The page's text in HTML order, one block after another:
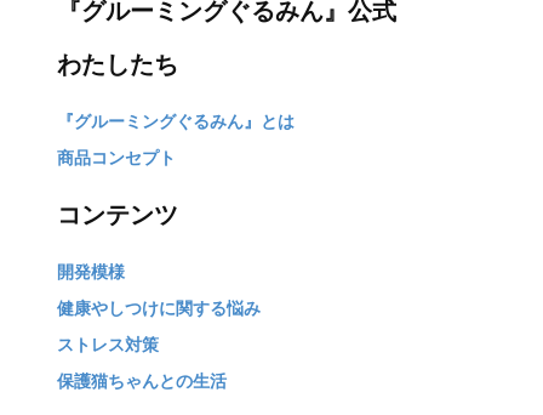
『グルーミングぐるみん』公式
わたしたち
『グルーミングぐるみん』とは
商品コンセプト
コンテンツ
開発模様
健康やしつけに関する悩み
ストレス対策
保護猫ちゃんとの生活